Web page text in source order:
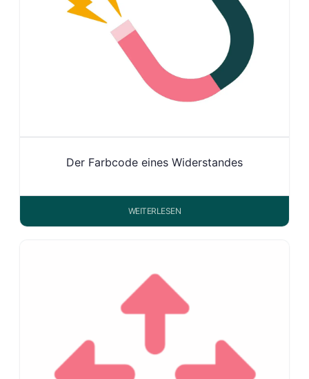
Der Farbcode eines Widerstandes
WEITERLESEN